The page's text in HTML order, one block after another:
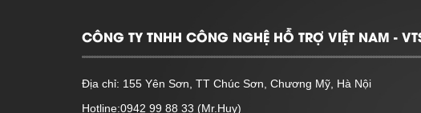
CÔNG TY TNHH CÔNG NGHỆ HỖ TRỢ VIỆT NAM -
Địa chỉ: 155 Yên Sơn, TT Chúc Sơn, Chương Mỹ, Hà Nội
Hotline:0942 99 88 33 (Mr.Huy)